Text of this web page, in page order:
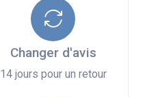
Changer d'avis
14 jours pour un retour